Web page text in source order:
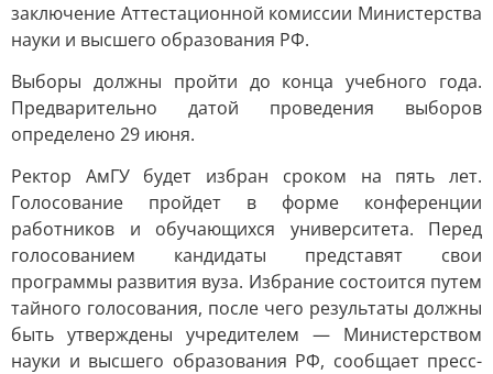
заключение Аттестационной комиссии Министерства
науки и высшего образования РФ.
Выборы должны пройти до конца учебного года.
Предварительно датой проведения выборов
определено 29 июня.
Ректор АмГУ будет избран сроком на пять лет.
Голосование пройдет в форме конференции
работников и обучающихся университета. Перед
голосованием кандидаты представят свои
программы развития вуза. Избрание состоится путем
тайного голосования, после чего результаты должны
быть утверждены учредителем — Министерством
науки и высшего образования РФ, сообщает пресс-